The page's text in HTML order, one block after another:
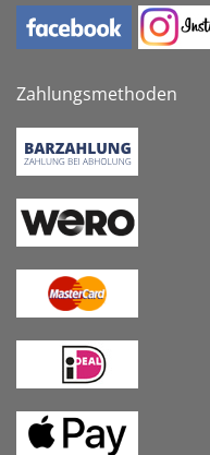
Zahlungsmethoden